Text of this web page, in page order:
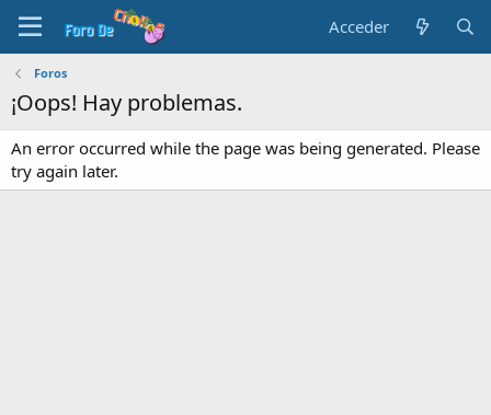
Acceder
Foros
¡Oops! Hay problemas.
An error occurred while the page was being generated. Please
try again later.